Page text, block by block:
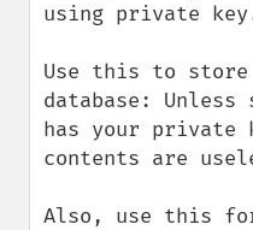
using private
Use this to
database: Unless
has your private
contents are
Also, use this